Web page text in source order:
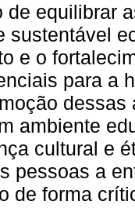
de equilibrar
sustentável
e o
para a
ambiente
cultural e
pessoas a
de forma